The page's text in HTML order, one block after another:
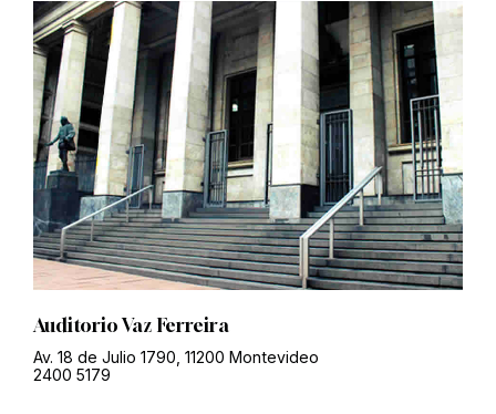
Auditorio Vaz Ferreira
Av. 18 de Julio 1790, 11200 Montevideo
2400 5179